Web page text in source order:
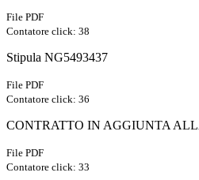
File PDF
Contatore click: 38
Stipula NG5493437
File PDF
Contatore click: 36
CONTRATTO IN AGGIUNTA
File PDF
Contatore click: 33